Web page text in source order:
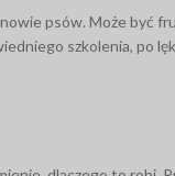
psów. Może być
szkolenia, po